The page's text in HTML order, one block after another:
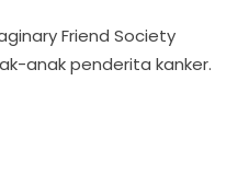
Friend Society
anak penderita kanker.